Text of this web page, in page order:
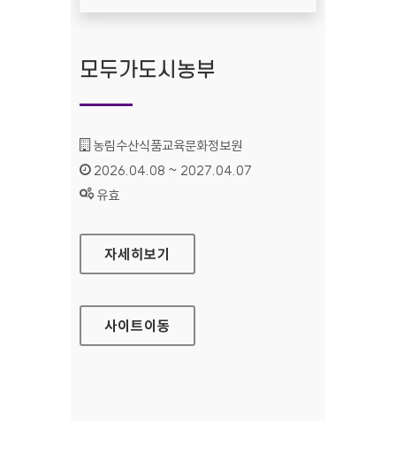
모두가도시농부
기관명 :
농림수산식품교육문화정보원
인증기간 :
2026.04.08 ~ 2027.04.07
상태 :
유효
모두가도시농부
자세히보기
사이트이동